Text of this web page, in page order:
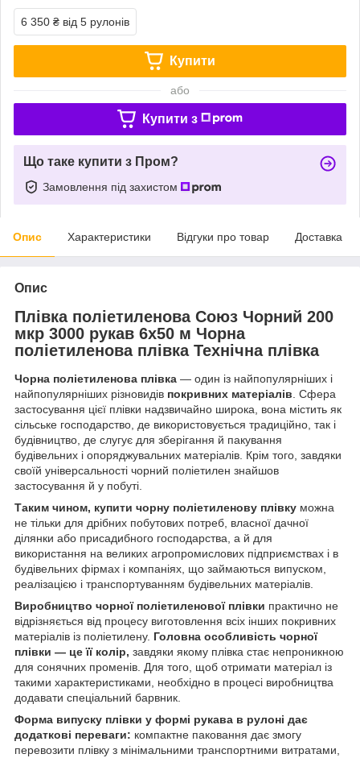
6 350 ₴ від 5 рулонів
Купити
або
Купити з
Що таке купити з Пром?
Замовлення під захистом
Опис Характеристики Відгуки про товар Доставка
Опис
Плівка поліетиленова Союз Чорний 200
мкр 3000 рукав 6х50 м Чорна
поліетиленова плівка Технічна плівка
Чорна поліетиленова плівка — один із найпопулярніших і
найпопулярніших різновидів покривних матеріалів. Сфера
застосування цієї плівки надзвичайно широка, вона містить як
сільське господарство, де використовується традиційно, так і
будівництво, де слугує для зберігання й пакування
будівельних і опоряджувальних матеріалів. Крім того, завдяки
своїй універсальності чорний поліетилен знайшов
застосування й у побуті.
Таким чином, купити чорну поліетиленову плівку можна
не тільки для дрібних побутових потреб, власної дачної
ділянки або присадибного господарства, а й для
використання на великих агропромислових підприємствах і в
будівельних фірмах і компаніях, що займаються випуском,
реалізацією і транспортуванням будівельних матеріалів.
Виробництво чорної поліетиленової плівки практично не
відрізняється від процесу виготовлення всіх інших покривних
матеріалів із поліетилену. Головна особливість чорної
плівки — це її колір, завдяки якому плівка стає непроникною
для сонячних променів. Для того, щоб отримати матеріал із
такими характеристиками, необхідно в процесі виробництва
додавати спеціальний барвник.
Форма випуску плівки у формі рукава в рулоні дає
додаткові переваги: компактне паковання дає змогу
перевозити плівку з мінімальними транспортними витратами,